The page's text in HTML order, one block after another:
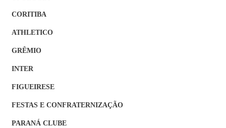
CORITIBA
ATHLETICO
GRÊMIO
INTER
FIGUEIRESE
FESTAS E CONFRATERNIZAÇÃO
PARANÁ CLUBE